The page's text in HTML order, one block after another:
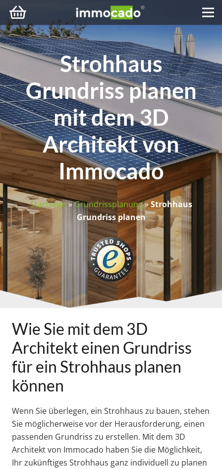
Strohhaus
Grundriss planen
mit dem 3D
Architekt von
Immocado
Startseite»Grundrissplanung»Strohhaus
Grundriss planen
Wie Sie mit dem 3D
Architekt einen Grundriss
für ein Strohhaus planen
können
Wenn Sie überlegen, ein Strohhaus zu bauen, stehen
Sie möglicherweise vor der Herausforderung, einen
passenden Grundriss zu erstellen. Mit dem 3D
Architekt von Immocado haben Sie die Möglichkeit,
Ihr zukünftiges Strohhaus ganz individuell zu planen